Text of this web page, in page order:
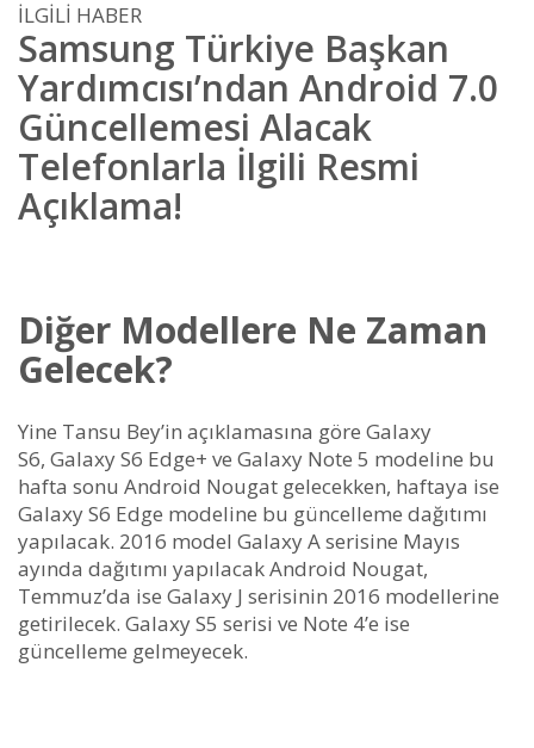
İLGİLİ HABER
Samsung Türkiye Başkan
Yardımcısı’ndan Android 7.0
Güncellemesi Alacak
Telefonlarla İlgili Resmi
Açıklama!
Diğer Modellere Ne Zaman
Gelecek?
Yine Tansu Bey’in açıklamasına göre Galaxy
S6, Galaxy S6 Edge+ ve Galaxy Note 5 modeline bu
hafta sonu Android Nougat gelecekken, haftaya ise
Galaxy S6 Edge modeline bu güncelleme dağıtımı
yapılacak. 2016 model Galaxy A serisine Mayıs
ayında dağıtımı yapılacak Android Nougat,
Temmuz’da ise Galaxy J serisinin 2016 modellerine
getirilecek. Galaxy S5 serisi ve Note 4’e ise
güncelleme gelmeyecek.